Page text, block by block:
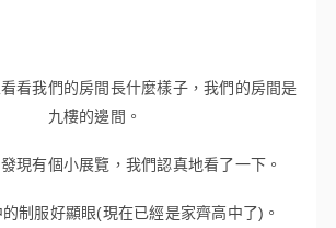
看我們的房間長什麼樣子，我們的房間是
九樓的邊間。
現有個小展覽，我們認真地看了一下。
制服好顯眼(現在已經是家齊高中了)。